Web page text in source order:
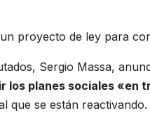
proyecto de ley para
Sergio Massa,
planes sociales «en
que se están reactivando.